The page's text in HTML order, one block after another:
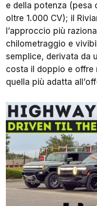
e della potenza (pesa
oltre 1.000 CV); il
l’approccio più
chilometraggio e
semplice, derivata da
costa il doppio e offre
quella più adatta